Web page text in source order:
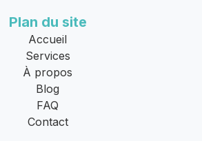
Plan du site
Accueil
Services
À propos
Blog
FAQ
Contact